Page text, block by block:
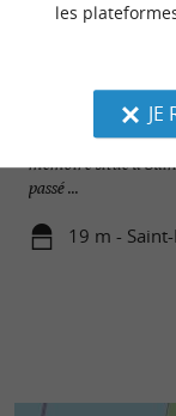
Musee de la mine
Le Musée de la
mémoire situé à
passé ...
19 m -
les
JE